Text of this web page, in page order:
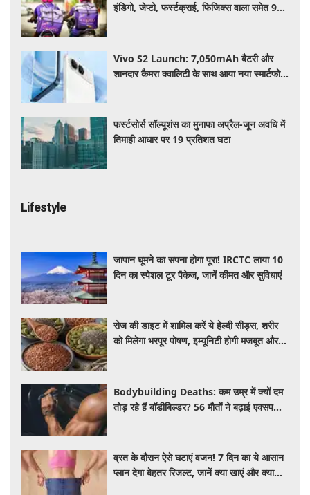
इंडिगो, जेप्टो, फर्स्टक्राई, फिजिक्स वाला समेत 9
Vivo S2 Launch: 7,050mAh बैटरी और
शानदार कैमरा क्वालिटी के साथ आया नया स्मार्टफोन,
फर्स्टसोर्स सॉल्यूशंस का मुनाफा अप्रैल-जून अवधि में
तिमाही आधार पर 19 प्रतिशत घटा
Lifestyle
जापान घूमने का सपना होगा पूरा! IRCTC लाया 10
दिन का स्पेशल टूर पैकेज, जानें कीमत और सुविधाएं
रोज की डाइट में शामिल करें ये हेल्दी सीड्स, शरीर
को मिलेगा भरपूर पोषण, इम्यूनिटी होगी मजबूत और
Bodybuilding Deaths: कम उम्र में क्यों दम
तोड़ रहे हैं बॉडीबिल्डर? 56 मौतों ने बढ़ाई एक्सपर्ट्स
व्रत के दौरान ऐसे घटाएं वजन! 7 दिन का ये आसान
प्लान देगा बेहतर रिजल्ट, जानें क्या खाएं और क्या